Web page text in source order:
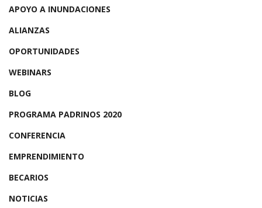
APOYO A INUNDACIONES
ALIANZAS
OPORTUNIDADES
WEBINARS
BLOG
PROGRAMA PADRINOS 2020
CONFERENCIA
EMPRENDIMIENTO
BECARIOS
NOTICIAS